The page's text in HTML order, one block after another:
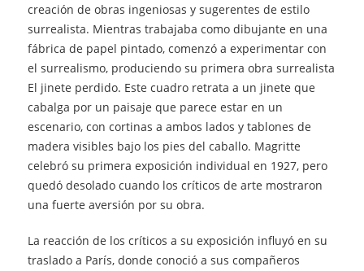
creación de obras ingeniosas y sugerentes de estilo
surrealista. Mientras trabajaba como dibujante en una
fábrica de papel pintado, comenzó a experimentar con
el surrealismo, produciendo su primera obra surrealista
El jinete perdido. Este cuadro retrata a un jinete que
cabalga por un paisaje que parece estar en un
escenario, con cortinas a ambos lados y tablones de
madera visibles bajo los pies del caballo. Magritte
celebró su primera exposición individual en 1927, pero
quedó desolado cuando los críticos de arte mostraron
una fuerte aversión por su obra.
La reacción de los críticos a su exposición influyó en su
traslado a París, donde conoció a sus compañeros